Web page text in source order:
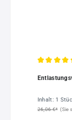
Inhalt: 1
26,06 €* (Sie